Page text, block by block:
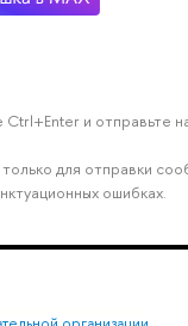
и отправьте
для отправки
ошибках.